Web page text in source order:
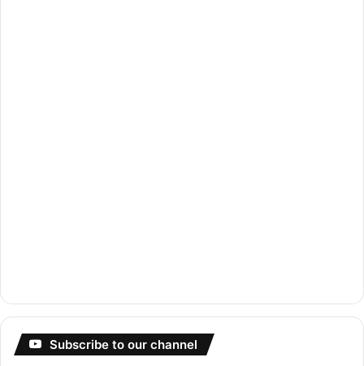
Subscribe to our channel